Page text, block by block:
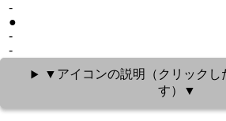
‐
●
‐
‐
▼アイコンの説明（クリックし
す）▼